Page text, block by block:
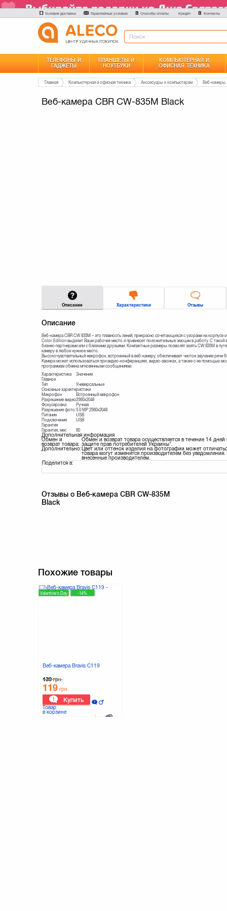
Условия доставки Гарантийные условия Способы оплаты Кредит Контакты
ТЕЛЕФОНЫ И
ГАДЖЕТЫ
ПЛАНШЕТЫ И
НОУТБУКИ
КОМПЬЮТЕРНАЯ И
ОФИСНАЯ ТЕХНИКА
Главная Компьютерная и офисная техника Акссесуары к компьютерам Веб-камеры
Веб-камера CBR CW-835M Black
Описание Характеристики Отзывы
Описание
Веб-камера CBR CW 835M – это плавность линий, прекрасно сочетающихся с узорами на корпусе
Color Edition выделит Ваше рабочее место и привнесет положительные эмоции в работу. С такой
бизнес-партнерами или с близкими друзьями. Компактные размеры позволят взять CW 835M в
камеру в любое нужное место.
Высокочувствительный микрофон, встроенный в веб-камеру, обеспечивает чистое звучание
Камера может использоваться при видео-конференциях, видео-звонках, а также с ее помощью
программам обмена мгновенными сообщениями.
Характеристика
Значение
Главное
Тип
Универсальные
Основные характеристики
Микрофон
Встроенный микрофон
Разрешение видео2560х2048
Фокусировка
Ручная
Разрешение фото 5.0 MP 2560x2048
Питание
USB
Подключение
USB
Гарантия
Гарантия, мес
60
Дополнительная информация
Обмен и
возврат товара:
Обмен и возврат товара осуществляется в течение 14
защите прав потребителей Украины".
Дополнительно:
Цвет или оттенок изделия на фотографии может
товара могут изменятся производителем без
внесенные производителем.
Поделится в:
Отзывы о Веб-камера CBR CW-835M
Black
Похожие товары
Valentine's Day -14%
Веб-камера Bravis C119
139 грн.
119 грн.
Купить
Товар
в корзине